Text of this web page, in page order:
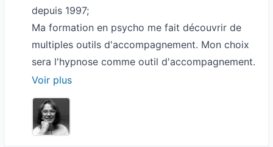
depuis 1997;
Ma formation en psycho me fait découvrir de
multiples outils d'accompagnement. Mon choix
sera l'hypnose comme outil d'accompagnement.
Je fus la première "testeuse" pour des migraines
et un profil insomniaque... Depuis, les migraines
sont très rares et le sommeil parfait. La
psychopathologie me permet la compréhension
Voir plus